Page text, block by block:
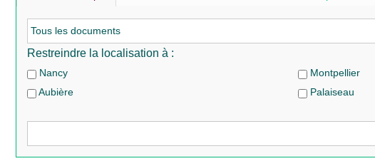
Restreindre la localisation à :
Nancy Montpellier
Aubière
Palaiseau